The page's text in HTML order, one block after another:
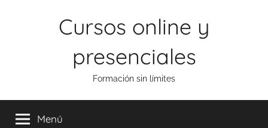
Cursos online y
presenciales
Formación sin límites
Menú